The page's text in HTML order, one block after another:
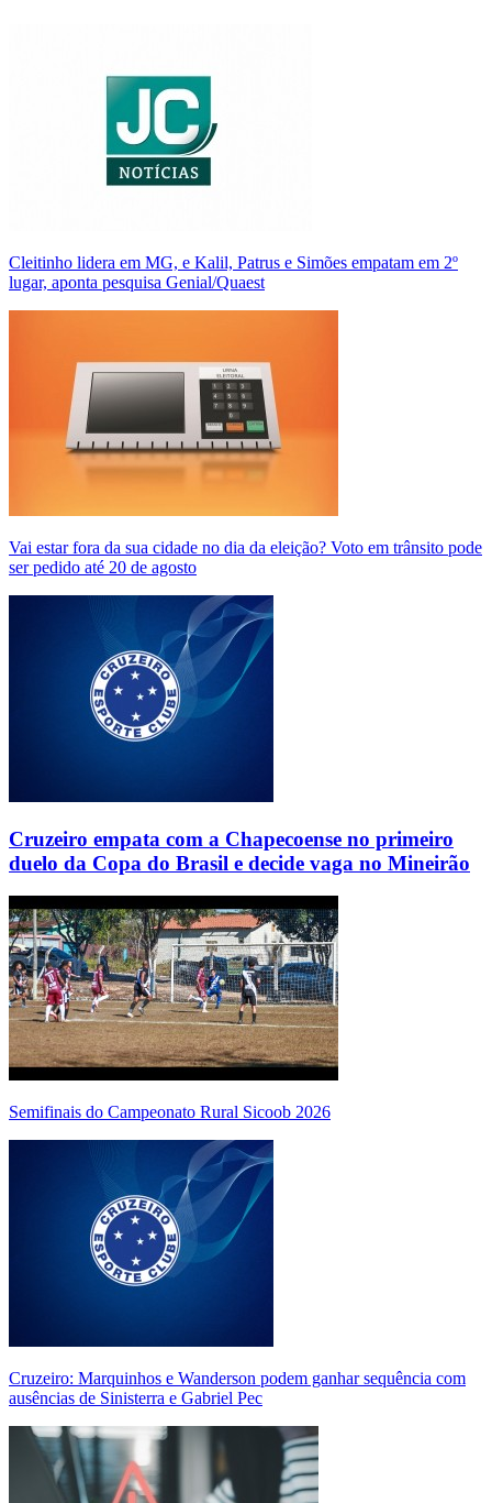
Cleitinho lidera em MG, e Kalil, Patrus e Simões empatam em 2º
lugar, aponta pesquisa Genial/Quaest
Vai estar fora da sua cidade no dia da eleição? Voto em trânsito pode
ser pedido até 20 de agosto
Cruzeiro empata com a Chapecoense no primeiro
duelo da Copa do Brasil e decide vaga no Mineirão
Semifinais do Campeonato Rural Sicoob 2026
Cruzeiro: Marquinhos e Wanderson podem ganhar sequência com
ausências de Sinisterra e Gabriel Pec